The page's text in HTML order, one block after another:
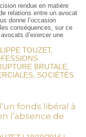
rendue en matière
relations entre un avocat
donne l’occasion
conséquences, sur ce
d’exercer une
TOUZET,
BRUTALE,
, SOCIÉTÉS
fonds libéral à
l’absence de